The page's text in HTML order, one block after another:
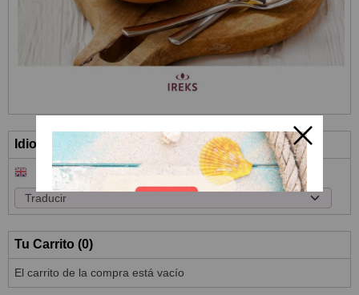
Idioma
Tu Carrito (0)
El carrito de la compra está vacío